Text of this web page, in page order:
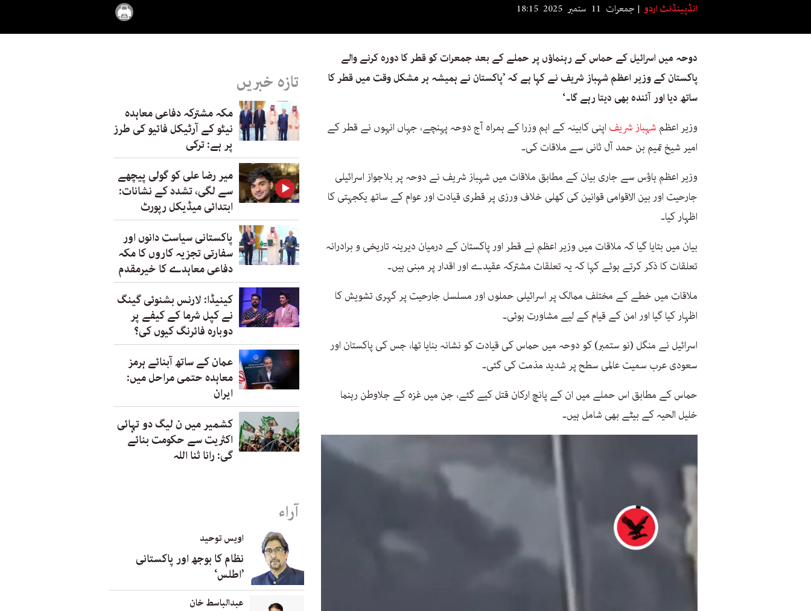
انڈپینڈنٹ اردو جمعرات 11 ستمبر 2025 18:15
دوحہ میں اسرائیل کے حماس کے رہنماؤں پر حملے کے بعد جمعرات کو قطر کا دورہ کرنے والے
پاکستان کے وزیر اعظم شہباز شریف نے کہا ہے کہ ’پاکستان نے ہمیشہ ہر مشکل وقت میں قطر کا
ساتھ دیا اور آئندہ بھی دیتا رہے گا۔‘
وزیر اعظم شہباز شریف اپنی کابینہ کے اہم وزرا کے ہمراہ آج دوحہ پہنچے، جہاں انہوں نے قطر کے
امیر شیخ تمیم بن حمد آل ثانی سے ملاقات کی۔
وزیر اعظم ہاؤس سے جاری بیان کے مطابق ملاقات میں شہباز شریف نے دوحہ پر بلاجواز اسرائیلی
جارحیت اور بین الاقوامی قوانین کی کھلی خلاف ورزی پر قطری قیادت اور عوام کے ساتھ یکجہتی کا
اظہار کیا۔
بیان میں بتایا گیا کہ ملاقات میں وزیر اعظم نے قطر اور پاکستان کے درمیان دیرینہ تاریخی و برادرانہ
تعلقات کا ذکر کرتے ہوئے کہا کہ یہ تعلقات مشترکہ عقیدے اور اقدار پر مبنی ہیں۔
ملاقات میں خطے کے مختلف ممالک پر اسرائیلی حملوں اور مسلسل جارحیت پر گہری تشویش کا
اظہار کیا گیا اور امن کے قیام کے لیے مشاورت ہوئی۔
اسرائیل نے منگل (نو ستمبر) کو دوحہ میں حماس کی قیادت کو نشانہ بنایا تھا، جس کی پاکستان اور
سعودی عرب سمیت عالمی سطح پر شدید مذمت کی گئی۔
حماس کے مطابق اس حملے میں ان کے پانچ ارکان قتل کیے گئے، جن میں غزہ کے جلاوطن رہنما
خلیل الحیہ کے بیٹے بھی شامل ہیں۔
تازہ خبریں
مکہ مشترکہ دفاعی معاہدہ
نیٹو کے آرٹیکل فائیو کی طرز
پر ہے: ترکی
میر رضا علی کو گولی پیچھے
سے لگی، تشدد کے نشانات:
ابتدائی میڈیکل رپورٹ
پاکستانی سیاست دانوں اور
سفارتی تجزیہ کاروں کا مکہ
دفاعی معاہدے کا خیرمقدم
کینیڈا: لارنس بشنوئی گینگ
نے کپل شرما کے کیفے پر
دوبارہ فائرنگ کیوں کی؟
عمان کے ساتھ آبنائے ہرمز
معاہدہ حتمی مراحل میں:
ایران
کشمیر میں ن لیگ دو تہائی
اکثریت سے حکومت بنائے
گی: رانا ثنا اللہ
آراء
اویس توحید
نظام کا بوجھ اور پاکستانی
’اطلس‘
عبدالباسط خان